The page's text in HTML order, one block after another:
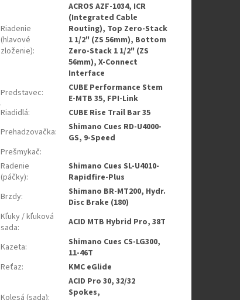
Riadenie
(hlavové
zloženie):
ACROS AZF-1034, ICR
(Integrated Cable
Routing), Top Zero-Stack
1 1/2" (ZS 56mm), Bottom
Zero-Stack 1 1/2" (ZS
56mm), X-Connect
Interface
Predstavec:
CUBE Performance Stem
E-MTB 35, FPI-Link
Riadidlá:
CUBE Rise Trail Bar 35
Prehadzovačka:
Shimano Cues RD-U4000-
GS, 9-Speed
Prešmykač:
Radenie
(páčky):
Shimano Cues SL-U4010-
Rapidfire-Plus
Brzdy:
Shimano BR-MT200, Hydr.
Disc Brake (180)
Kľuky / kľuková
sada: ACID MTB Hybrid Pro, 38T
Kazeta:
Shimano Cues CS-LG300,
11-46T
Reťaz: KMC eGlide
ACID Pro 30, 32/32
Spokes,